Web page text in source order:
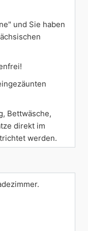
und Sie haben
Bettwäsche,
direkt im
werden.